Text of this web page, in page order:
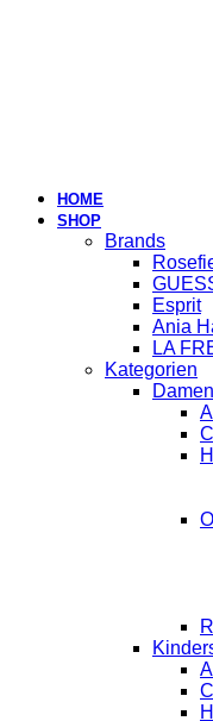
HOME
SHOP
Brands
Esprit
Ania
LA
Kategorien